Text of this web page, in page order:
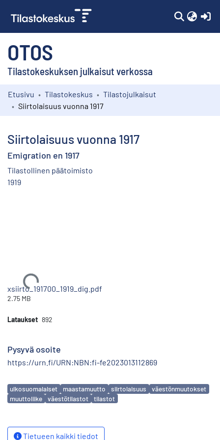
OTOS
Tilastokeskuksen julkaisut verkossa
Kokoelmat
Etusivu Tilastokeskus
Tilastojulkaisut
Siirtolaisuus vuonna 1917
Siirtolaisuus vuonna 1917
Emigration en 1917
Tilastollinen päätoimisto
1919
Ladataan...
xsiirto_191700_1919_dig.pdf
2.75 MB
Lataukset 892
Pysyvä osoite
https://urn.fi/URN:NBN:fi-fe2023013112869
Avainsanat
ulkosuomalaiset maastamuutto siirtolaisuus
väestönmuutokset
muuttoliike
väestötilastot tilastot
Tietueen kaikki tiedot